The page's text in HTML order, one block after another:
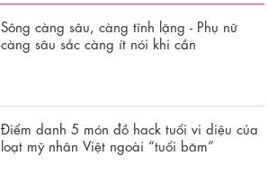
Sông càng sâu, càng tĩnh lặng - Phụ nữ
càng sâu sắc càng ít nói khi cần
Điểm danh 5 món đồ hack tuổi vi diệu của
loạt mỹ nhân Việt ngoài “tuổi băm”